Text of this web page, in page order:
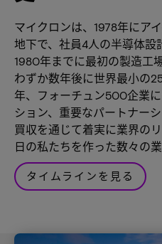
マイクロンは、1978年にア
地下で、社員4人の半導体設
1980年までに最初の製造工
わずか数年後に世界最小の
年、フォーチュン500企業
ション、重要なパートナー
買収を通じて着実に業界の
日の私たちを作った数々の
タイムラインを見る